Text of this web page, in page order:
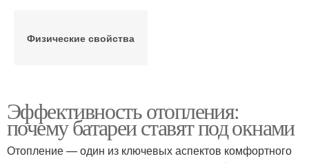
Физические свойства
Эффективность отопления:
почему батареи ставят под окнами
Отопление — один из ключевых аспектов комфортного